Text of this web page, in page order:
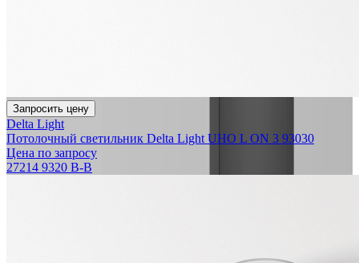
Запросить цену
Delta Light
Потолочный светильник Delta Light UHO L ON 3 93030
Цена по запросу
27214 9320 B-B